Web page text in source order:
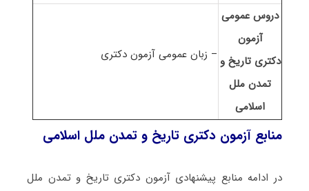
دروس عمومی
آزمون
دکتری تاریخ و
تمدن ملل
اسلامی
– زبان عمومی آزمون دکتری
منابع آزمون دکتری تاریخ و تمدن ملل اسلامی
در ادامه منابع پیشنهادی آزمون دکتری تاریخ و تمدن ملل